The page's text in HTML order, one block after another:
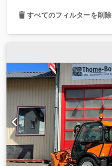
すべてのフィルターを削除